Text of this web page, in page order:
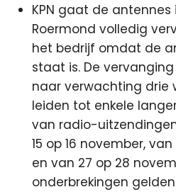
KPN gaat de
Roermond volledig
het bedrijf omdat de
staat is. De
naar verwachting drie
leiden tot enkele
van radio-
15 op 16 november,
en van 27 op 28
onderbrekingen